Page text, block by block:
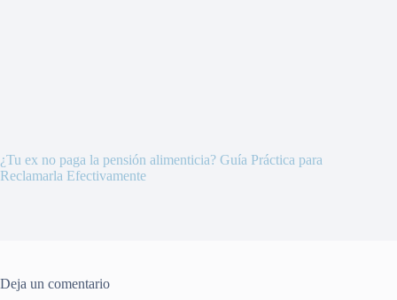
¿Tu ex no paga la pensión alimenticia? Guía Práctica para
Reclamarla Efectivamente
Deja un comentario